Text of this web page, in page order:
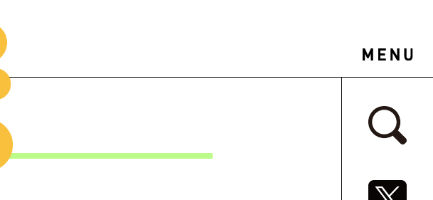
サイドバ
SNSリ